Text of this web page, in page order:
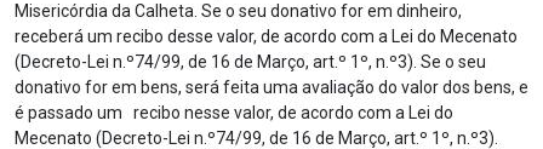
Misericórdia da Calheta. Se o seu donativo for em dinheiro,
receberá um recibo desse valor, de acordo com a Lei do Mecenato
(Decreto-Lei n.º74/99, de 16 de Março, art.º 1º, n.º3). Se o seu
donativo for em bens, será feita uma avaliação do valor dos bens, e
é passado um recibo nesse valor, de acordo com a Lei do
Mecenato (Decreto-Lei n.º74/99, de 16 de Março, art.º 1º, n.º3).